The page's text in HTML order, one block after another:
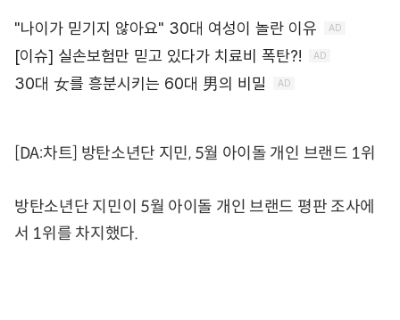
[DA:차트] 방탄소년단 지민, 5월 아이돌 개인 브랜드 1위
방탄소년단 지민이 5월 아이돌 개인 브랜드 평판 조사에
서 1위를 차지했다.